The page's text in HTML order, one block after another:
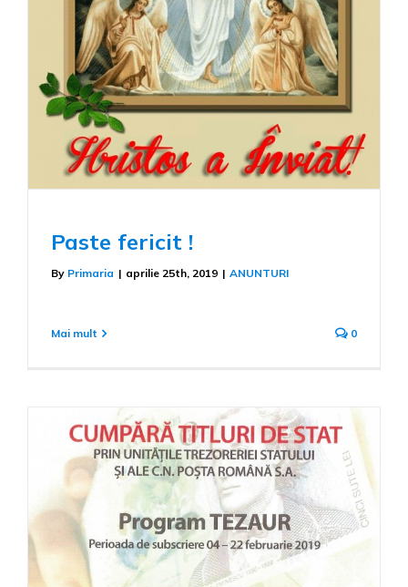
Paste fericit !
By Primaria | aprilie 25th, 2019 | ANUNTURI
Mai mult 0